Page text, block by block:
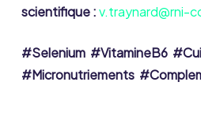
scientifique :v.traynard@rni-
#Selenium #VitamineB6
#Micronutriements